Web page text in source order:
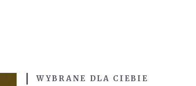
WYBRANE DLA CIEBIE